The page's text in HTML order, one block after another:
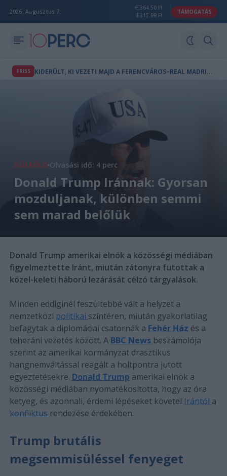
2026. Augusztus 7.
364.50 Ft
315.99 Ft
TÁMOGATÁS
FRISS K
IDERÜLT, KI VEZETI MAJD A FERENCVÁROS–REAL MADRID MÉRKŐZÉST
KÜLFÖLD Olvasási idő: 4 perc
Donald Trump Iránnak: Gyorsan
mozduljanak, különben semmi
sem marad belőlük
Donald Trump amerikai elnök a közösségi médiában
figyelmeztette Iránt, miután zátonyra futottak a
közel-keleti háború lezárását célzó tárgyalások.
Minden eddiginél feszültebbé vált a helyzet a
nemzetközi politikai színtéren, miután gyakorlatilag
befagytak a diplomáciai csatornák a Fehér Ház és a
teheráni vezetés között. A BBC News beszámolója
szerint az amerikai kormányzat drasztikus
hangnemváltással reagált a holtpontra jutott
egyeztetésekre. Donald Trump amerikai elnök a
közösségi médiában nyomatékosította, hogy az óra
ketyeg, és azonnali, érdemi lépéseket követel Irántól a
konfliktus rendezése érdekében.
Trump brutális
megsemmisüléssel fenyeget